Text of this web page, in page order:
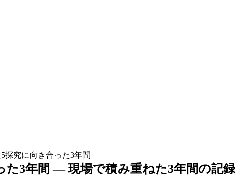
究に向き合った3年間
た3年間― 現場で積み重ねた3年間の記